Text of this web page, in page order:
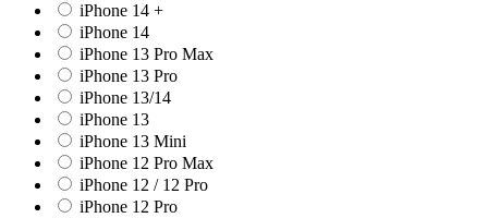
iPhone 14 +
iPhone 14
iPhone 13 Pro Max
iPhone 13 Pro
iPhone 13/14
iPhone 13
iPhone 13 Mini
iPhone 12 Pro Max
iPhone 12 / 12 Pro
iPhone 12 Pro